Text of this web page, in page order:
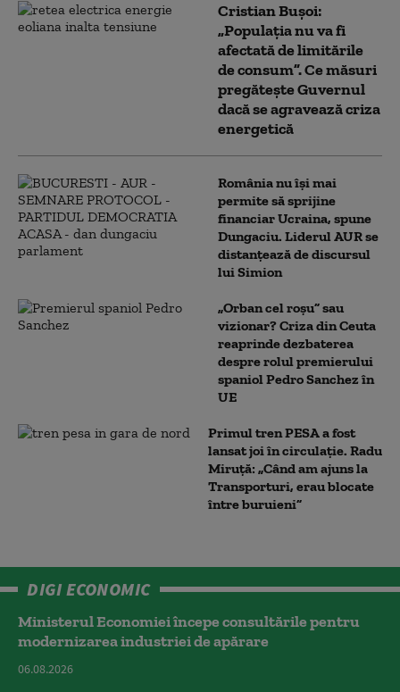
Cristian Bușoi:
„Populația nu va fi
afectată de limitările
de consum”. Ce măsuri
pregătește Guvernul
dacă se agravează criza
energetică
România nu își mai
permite să sprijine
financiar Ucraina, spune
Dungaciu. Liderul AUR se
distanțează de discursul
lui Simion
„Orban cel roșu” sau
vizionar? Criza din Ceuta
reaprinde dezbaterea
despre rolul premierului
spaniol Pedro Sanchez în
UE
Primul tren PESA a fost
lansat joi în circulație. Radu
Miruță: „Când am ajuns la
Transporturi, erau blocate
între buruieni”
DIGI ECONOMIC
Ministerul Economiei începe consultările pentru
modernizarea industriei de apărare
06.08.2026